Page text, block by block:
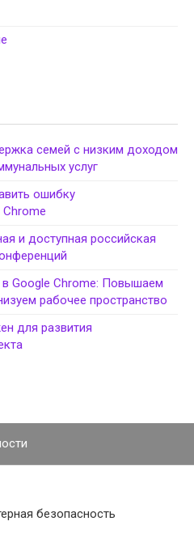
семей с низким доходом
услуг
ошибку
и доступная российская
в Google Chrome: Повышаем
рабочее пространство
для развития
безопасность